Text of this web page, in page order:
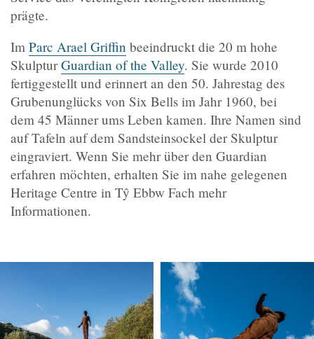
prägte.
Im Parc Arael Griffin beeindruckt die 20 m hohe
SkulpturGuardian of the Valley. Sie wurde 2010
fertiggestellt und erinnert an den 50. Jahrestag des
Grubenunglücks von Six Bells im Jahr 1960, bei
dem 45 Männer ums Leben kamen. Ihre Namen sind
auf Tafeln auf dem Sandsteinsockel der Skulptur
eingraviert. Wenn Sie mehr über den Guardian
erfahren möchten, erhalten Sie im nahe gelegenen
Heritage Centre in Tŷ Ebbw Fach mehr
Informationen.